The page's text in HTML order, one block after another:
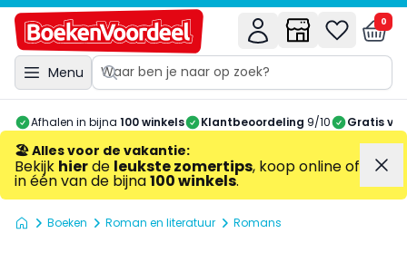
Menu
0
Afhalen in bijna 100 winkels Klantbeoordeling 9/10 Gratis
🏖️ Alles voor de vakantie:
Bekijk hierde leukste zomertips, koop online of
in één van de bijna100 winkels.
Boeken Roman en literatuur Romans